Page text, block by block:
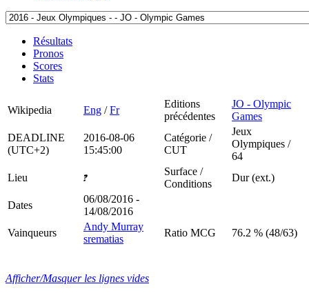
Résultats
Pronos
Scores
Stats
Wikipedia Eng /Fr
Editions
précédentes
JO - Olympic
Games
DEADLINE
(UTC+2)
2016-08-06
15:45:00
Catégorie /
CUT
Jeux
Olympiques /
64
Lieu
Surface /
Conditions
Dur (ext.)
Dates
06/08/2016 -
14/08/2016
Vainqueurs
Andy Murray
srematias
Ratio MCG 76.2 % (48/63)
Afficher/Masquer les lignes vides